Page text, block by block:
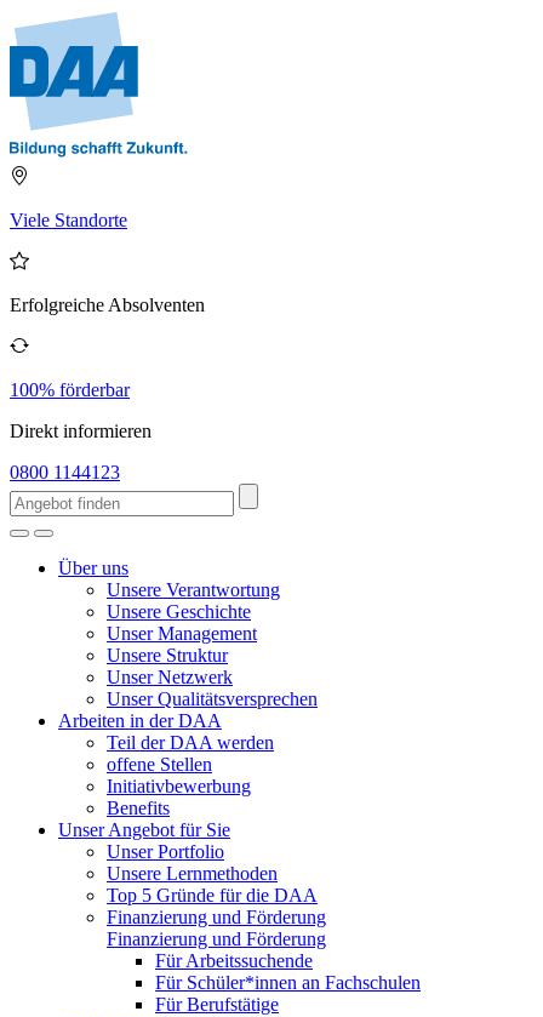
Viele Standorte
Erfolgreiche Absolventen
100% förderbar
Direkt informieren
0800 1144123
Über uns
Unsere Verantwortung
Unsere Geschichte
Unser Management
Unsere Struktur
Unser Netzwerk
Unser Qualitätsversprechen
Arbeiten in der DAA
Teil der DAA werden
offene Stellen
Initiativbewerbung
Benefits
Unser Angebot für Sie
Unser Portfolio
Unsere Lernmethoden
Top 5 Gründe für die DAA
Finanzierung und Förderung
Finanzierung und Förderung
Für Arbeitssuchende
Für Schüler*innen an Fachschulen
Für Berufstätige